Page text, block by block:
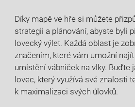
Díky mapě ve hře si můžete
strategii a plánování, abyste byli
lovecký výlet. Každá oblast je
značením, které vám umožní
umístění vábniček na vlky. Buďte
lovec, který využívá své znalosti
k maximalizaci svých úlovků.